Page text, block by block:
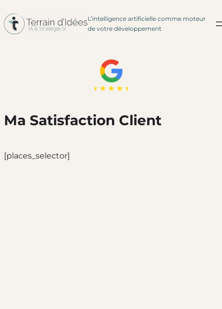
Aller
L’intelligence artificielle comme moteur
de votre développement
Ma Satisfaction Client
[places_selector]